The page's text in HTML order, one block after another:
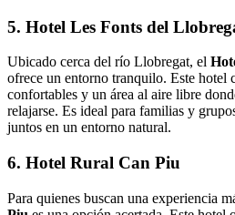
5. Hotel Les Fonts del
Ubicado cerca del río Llobregat, el
ofrece un entorno tranquilo. Este hotel
confortables y un área al aire libre
relajarse. Es ideal para familias y
juntos en un entorno natural.
6. Hotel Rural Can Piu
Para quienes buscan una experiencia